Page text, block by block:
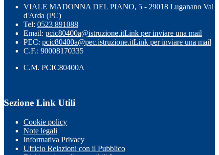
VIALE MADONNA DEL PIANO, 5 - 29018 Luganano Val
d'Arda (PC)
Tel: 0523 891088
Email: pcic80400a@istruzione.itLink per inviare una mail
PEC: pcic80400a@pec.istruzione.itLink per inviare una mail
C.F.: 90008170335
C.M. PCIC80400A
Sezione Link Utili
Cookie policy
Note legali
Informativa Privacy
Ufficio Relazioni con il Pubblico